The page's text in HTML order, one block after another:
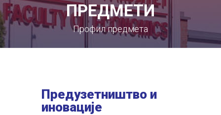
ПРЕДМЕТИ
Профил предмета
Предузетништво и
иновације